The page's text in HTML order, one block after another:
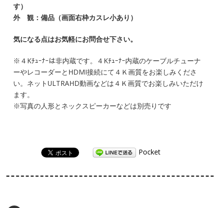
す）
外 観：備品（画面右枠カスレ小あり）
気になる点はお気軽にお問合せ下さい。
※４Kﾁｭｰﾅｰは非内蔵です。４Kﾁｭｰﾅｰ内蔵のケーブルチューナ
ーやレコーダーとHDMI接続にて４Ｋ画質をお楽しみくださ
い。ネットULTRAHD動画などは４Ｋ画質でお楽しみいただけ
ます。
※写真の人形とネックスピーカーなどは別売りです
Pocket